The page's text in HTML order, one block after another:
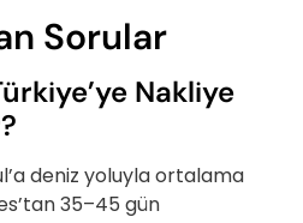
Sorular
Nakliye
deniz yoluyla ortalama
35–45 gün